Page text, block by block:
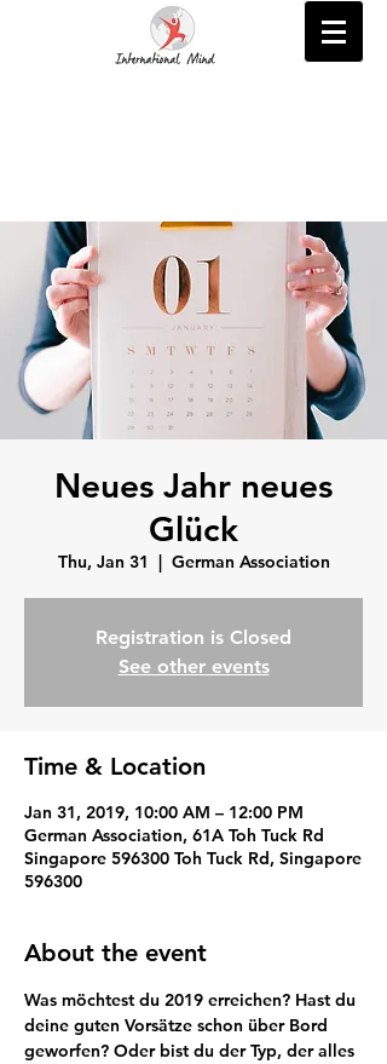
Neues Jahr neues
Glück
Thu, Jan 31
  |
German Association
Registration is Closed
See other events
Time & Location
Jan 31, 2019, 10:00 AM – 12:00 PM
German Association, 61A Toh Tuck Rd
Singapore 596300 Toh Tuck Rd, Singapore
596300
About the event
Was möchtest du 2019 erreichen? Hast du
deine guten Vorsätze schon über Bord
geworfen? Oder bist du der Typ, der alles